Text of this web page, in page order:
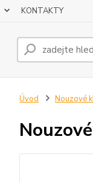
KONTAKTY
Úvod Nouzové